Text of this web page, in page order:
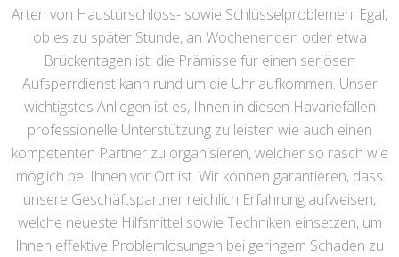
Arten von Haustürschloss- sowie Schlüsselproblemen. Egal,
ob es zu später Stunde, an Wochenenden oder etwa
Brückentagen ist: die Prämisse für einen seriösen
Aufsperrdienst kann rund um die Uhr aufkommen. Unser
wichtigstes Anliegen ist es, Ihnen in diesen Havariefällen
professionelle Unterstützung zu leisten wie auch einen
kompetenten Partner zu organisieren, welcher so rasch wie
möglich bei Ihnen vor Ort ist. Wir können garantieren, dass
unsere Geschäftspartner reichlich Erfahrung aufweisen,
welche neueste Hilfsmittel sowie Techniken einsetzen, um
Ihnen effektive Problemlösungen bei geringem Schaden zu